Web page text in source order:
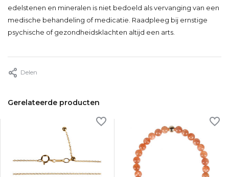
edelstenen en mineralen is niet bedoeld als vervanging van een
medische behandeling of medicatie. Raadpleeg bij ernstige
psychische of gezondheidsklachten altijd een arts.
Delen
Gerelateerde producten